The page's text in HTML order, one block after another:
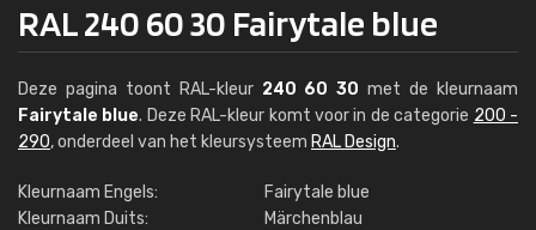
RAL 240 60 30 Fairytale blue
Deze pagina toont RAL-kleur 240 60 30 met de kleurnaam
Fairytale blue. Deze RAL-kleur komt voor in de categorie 200 -
290, onderdeel van het kleursysteem RAL Design.
Kleurnaam Engels:
Fairytale blue
Kleurnaam Duits:
Märchenblau